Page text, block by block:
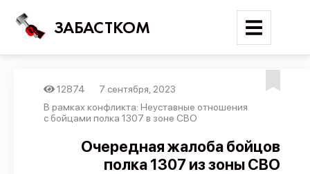
ЗАБАСТКОМ
Войти
Поиск
Новости
12874
7 сентября, 2023
В рамках конфликта: Неуставные отношения
с бойцами полка 1307 в зоне СВО
Очередная жалоба бойцов
полка 1307 из зоны СВО